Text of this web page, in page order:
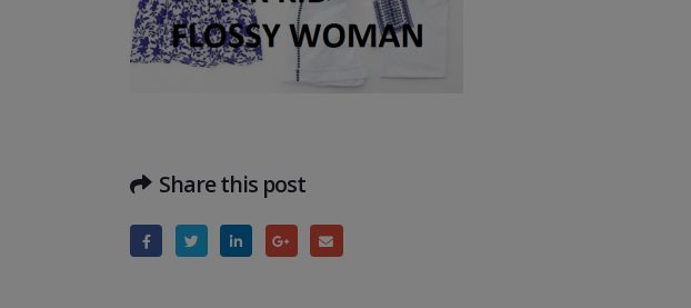
Share this post